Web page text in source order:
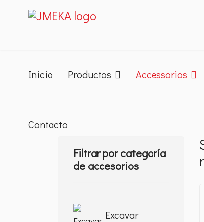
Inicio Productos Accessorios
Contacto
Filtrar por categoría
de accesorios
Excavar